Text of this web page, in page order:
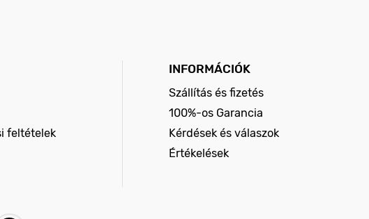
feltételek
INFORMÁCIÓK
Szállítás és fizetés
100%-os Garancia
Kérdések és válaszok
Értékelések